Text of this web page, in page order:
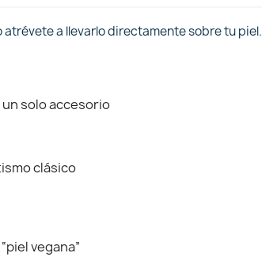
a llevarlo directamente sobre tu piel.
un solo accesorio
clásico
vegana”